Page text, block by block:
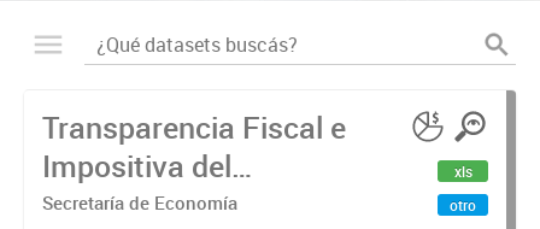
Transparencia Fiscal e
Impositiva del
Municipio. Año 2023
Secretaría de Economía
xls
otro